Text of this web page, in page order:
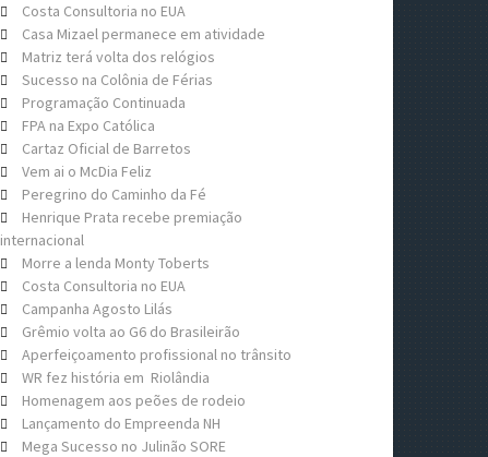
Costa Consultoria no EUA
Casa Mizael permanece em atividade
Matriz terá volta dos relógios
Sucesso na Colônia de Férias
Programação Continuada
FPA na Expo Católica
Cartaz Oficial de Barretos
Vem ai o McDia Feliz
Peregrino do Caminho da Fé
Henrique Prata recebe premiação
internacional
Morre a lenda Monty Toberts
Costa Consultoria no EUA
Campanha Agosto Lilás
Grêmio volta ao G6 do Brasileirão
Aperfeiçoamento profissional no trânsito
WR fez história em Riolândia
Homenagem aos peões de rodeio
Lançamento do Empreenda NH
Mega Sucesso no Julinão SORE